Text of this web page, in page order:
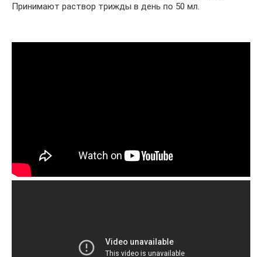
Принимают раствор трижды в день по 50 мл.